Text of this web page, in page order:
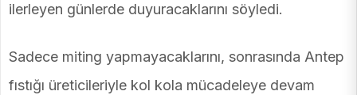
ilerleyen günlerde duyuracaklarını söyledi.
Sadece miting yapmayacaklarını, sonrasında Antep
fıstığı üreticileriyle kol kola mücadeleye devam